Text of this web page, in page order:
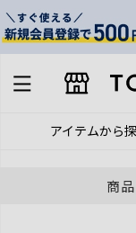
アイテムから
商